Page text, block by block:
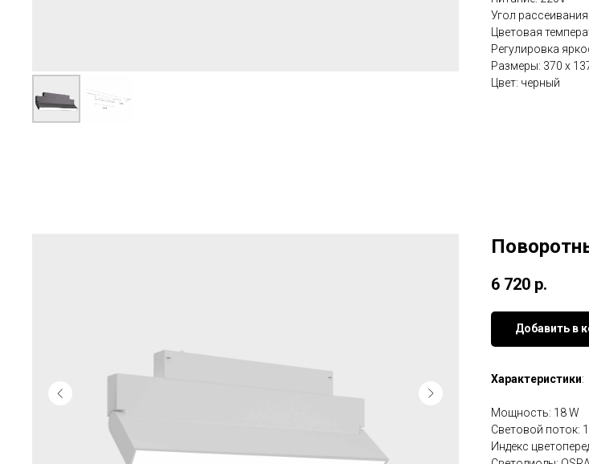
Угол
Цветовая
Регулировка
Размеры: 370 x
Цвет: черный
6 720 р.
Добавить в
Характеристики:
Мощность: 18 W
Световой поток:
Индекс